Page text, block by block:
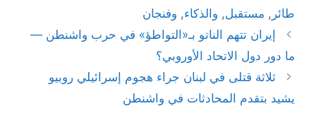
طائر , مستقبل, والذكاء, وفنجان
إيران تتهم الناتو بـ«التواطؤ» في حرب واشنطن —
ما دور دول الاتحاد الأوروبي؟
ثلاثة قتلى في لبنان جراء هجوم إسرائيلي روبيو
يشيد بتقدم المحادثات في واشنطن